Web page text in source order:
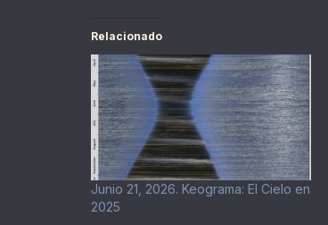
Relacionado
Junio 21, 2026. Keograma: El Cielo en
2025